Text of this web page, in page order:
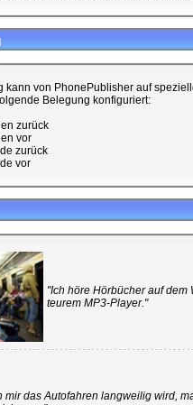
kann von PhonePublisher auf
Belegung konfiguriert:
zurück
vor
zurück
vor
"Ich höre Hörbücher auf
teurem MP3-Player."
mir das Autofahren langweilig wird,